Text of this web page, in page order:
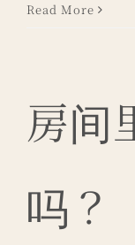
Read More
房间
吗？